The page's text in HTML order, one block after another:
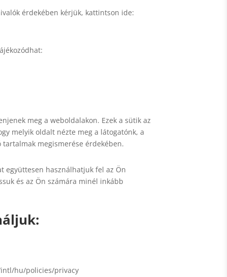
érdekében kérjük, kattintson ide:
meg a weboldalakon. Ezek a sütik az
melyik oldalt nézte meg a látogatónk, a
megismerése érdekében.
együttesen használhatjuk fel az Ön
és az Ön számára minél inkább
intl/hu/policies/privacy